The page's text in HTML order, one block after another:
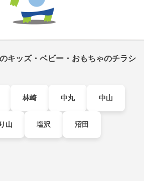
キッズ・ベビー・おもちゃのチラシ
林崎 中丸 中山
山 塩沢 沼田